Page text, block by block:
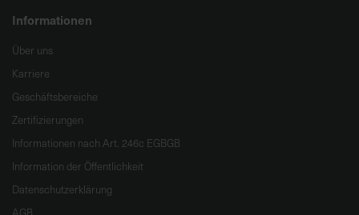
Informationen
Über uns
Karriere
Geschäftsbereiche
Zertifizierungen
Informationen nach Art. 246c EGBGB
Information der Öffentlichkeit
Datenschutzerklärung